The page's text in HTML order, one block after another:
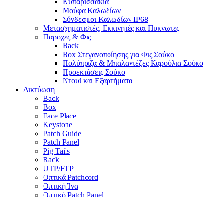
Κυπαρισσάκια
Μούφα Καλωδίων
Σύνδεσμοι Καλωδίων IP68
Μετασχηματιστές, Εκκινητές και Πυκνωτές
Παροχές & Φις
Back
Box Στεγανοποίησης για Φις Σούκο
Πολύπριζα & Μπαλαντέζες Καρούλια Σούκο
Προεκτάσεις Σούκο
Ντουί και Εξαρτήματα
Δικτύωση
Back
Box
Face Place
Keystone
Patch Guide
Patch Panel
Pig Tails
Rack
UTP/FTP
Οπτικά Patchcord
Οπτική Ίνα
Οπτικό Patch Panel